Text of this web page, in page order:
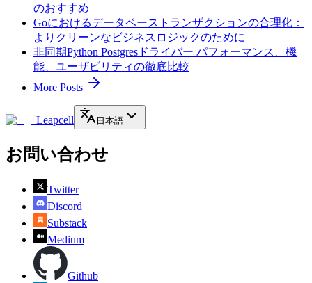
のおすすめ
Goにおけるデータベーストランザクションの合理化：
よりクリーンなビジネスロジックのために
非同期Python Postgresドライバー パフォーマンス、機
能、ユーザビリティの徹底比較
More Posts
Leapcell 日本語
お問い合わせ
Twitter
Discord
Substack
Medium
Github